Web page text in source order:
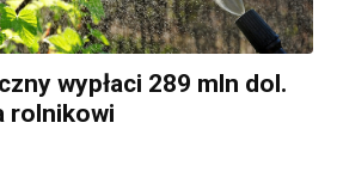
wypłaci 289 mln dol.
rolnikowi